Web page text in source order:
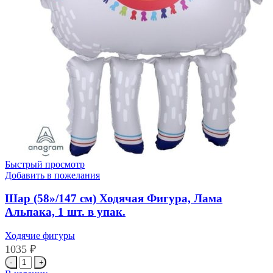
Быстрый просмотр
Добавить в пожелания
Шар (58»/147 см) Ходячая Фигура, Лама
Альпака, 1 шт. в упак.
Ходячие фигуры
1035 ₽
Количество